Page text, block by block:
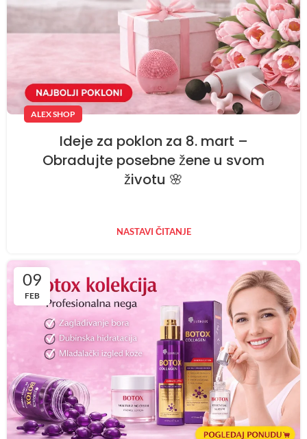
ALEX SHOP
Ideje za poklon za 8. mart –
Obradujte posebne žene u svom
životu 🌸
NASTAVI ČITANJE
09
FEB